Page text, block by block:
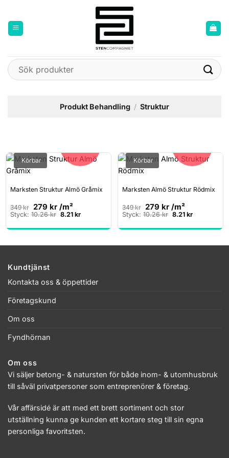
content
Sök
efter:
Produkt Behandling / Struktur
Körbar
Marksten Struktur Almö Gråmix
349kr 279 kr/m²
Styck: 10.26kr Det
priset
8.21 krDet
priset
Körbar
Marksten Almö Struktur Rödmix
349kr 279 kr/m²
Styck: 10.26kr Det
priset
8.21 krDet
priset
Kundtjänst
Kontakta oss & öppettider
Företagskund
Om oss
Fyndhörnan
Om oss
Vi säljer betong- & natursten för både inom- & utomhusbruk
till såväl privatpersoner som entreprenörer & företag.
Vår affärsidé är att med ett brett sortiment och stor
utställning kunna ge kunden ett kortare steg till sin egna
personliga favoritsten.